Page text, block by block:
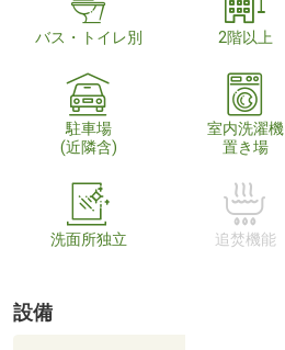
バス・トイレ別 2階以上
駐車場
(近隣含)
室内洗濯機
置き場
洗面所独立 追焚機能
設備